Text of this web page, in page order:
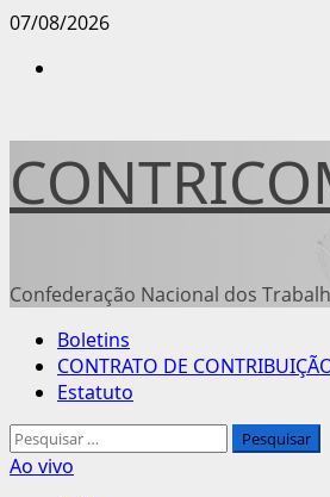
Avançar
07/08/2026
Confederação Nacional dos
Menu
principal
Boletins
CONTRATO DE
Estatuto
Pesquisar
por:
Ao vivo